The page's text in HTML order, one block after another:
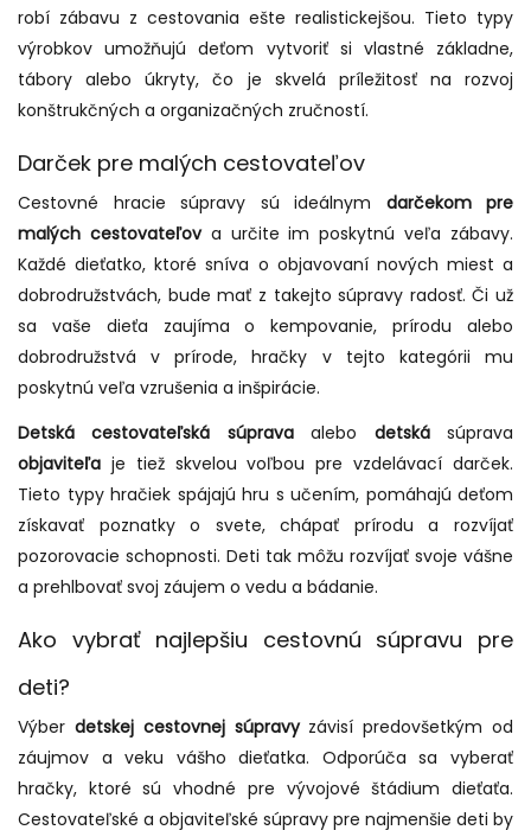
robí zábavu z cestovania ešte realistickejšou. Tieto typy
výrobkov umožňujú deťom vytvoriť si vlastné základne,
tábory alebo úkryty, čo je skvelá príležitosť na rozvoj
konštrukčných a organizačných zručností.
Darček pre malých cestovateľov
Cestovné hracie súpravy sú ideálnym darčekom pre
malých cestovateľova určite im poskytnú veľa zábavy.
Každé dieťatko, ktoré sníva o objavovaní nových miest a
dobrodružstvách, bude mať z takejto súpravy radosť. Či už
sa vaše dieťa zaujíma o kempovanie, prírodu alebo
dobrodružstvá v prírode, hračky v tejto kategórii mu
poskytnú veľa vzrušenia a inšpirácie.
Detská cestovateľská súpravaalebo detskásúprava
objaviteľa je tiež skvelou voľbou pre vzdelávací darček.
Tieto typy hračiek spájajú hru s učením, pomáhajú deťom
získavať poznatky o svete, chápať prírodu a rozvíjať
pozorovacie schopnosti. Deti tak môžu rozvíjať svoje vášne
a prehlbovať svoj záujem o vedu a bádanie.
Ako vybrať najlepšiu cestovnú súpravu pre
deti?
Výber detskej cestovnej súpravyzávisí predovšetkým od
záujmov a veku vášho dieťatka. Odporúča sa vyberať
hračky, ktoré sú vhodné pre vývojové štádium dieťaťa.
Cestovateľské a objaviteľské súpravy pre najmenšie deti by